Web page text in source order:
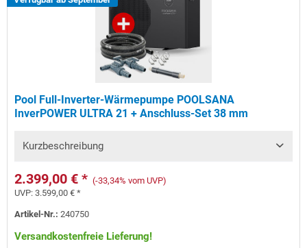
Pool Full-Inverter-Wärmepumpe POOLSANA
InverPOWER ULTRA 21 + Anschluss-Set 38 mm
Kurzbeschreibung
2.399,00 € * (-33,34% vom UVP)
UVP:3.599,00 € *
Artikel-Nr.:240750
Versandkostenfreie Lieferung!